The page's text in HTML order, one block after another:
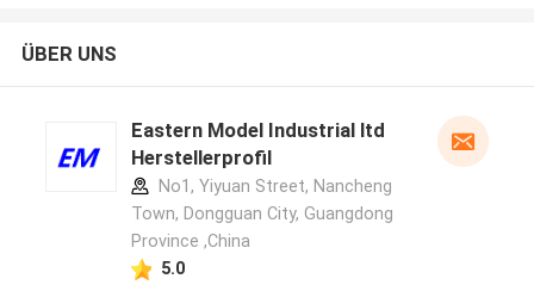
ÜBER UNS
Eastern Model Industrial ltd
Herstellerprofil
No1, Yiyuan Street, Nancheng
Town, Dongguan City, Guangdong
Province ,China
5.0